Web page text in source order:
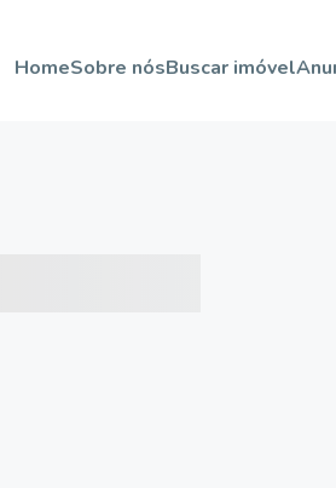
HomeSobre nósBuscar imóvel